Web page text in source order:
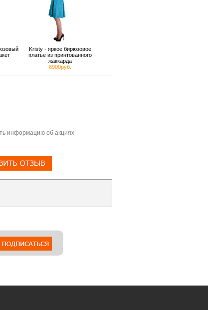
Kristy - яркое бирюзовое
платье из принтованного
жаккарда
6900руб.
информацию об акциях